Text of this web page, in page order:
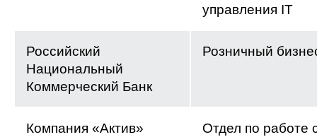
управления IT
Российский
Национальный
Коммерческий Банк
Розничный
Компания «Актив»
Отдел по работе